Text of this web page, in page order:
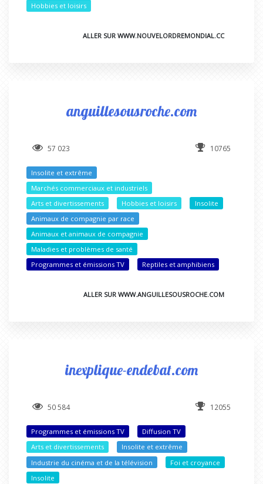
Hobbies et loisirs
ALLER SUR WWW.NOUVELORDREMONDIAL.CC
anguillesousroche.com
57 023 10765
Insolite et extrême
Marchés commerciaux et industriels
Arts et divertissements
Hobbies et loisirs
Insolite
Animaux de compagnie par race
Animaux et animaux de compagnie
Maladies et problèmes de santé
Programmes et émissions TV
Reptiles et amphibiens
ALLER SUR WWW.ANGUILLESOUSROCHE.COM
inexplique-endebat.com
50 584 12055
Programmes et émissions TV
Diffusion TV
Arts et divertissements
Insolite et extrême
Industrie du cinéma et de la télévision
Foi et croyance
Insolite